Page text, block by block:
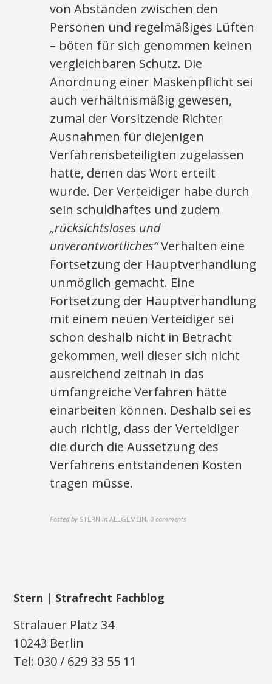
von Abständen zwischen den
Personen und regelmäßiges Lüften
– böten für sich genommen keinen
vergleichbaren Schutz. Die
Anordnung einer Maskenpflicht sei
auch verhältnismäßig gewesen,
zumal der Vorsitzende Richter
Ausnahmen für diejenigen
Verfahrensbeteiligten zugelassen
hatte, denen das Wort erteilt
wurde. Der Verteidiger habe durch
sein schuldhaftes und zudem
„rücksichtsloses und
unverantwortliches“Verhalten eine
Fortsetzung der Hauptverhandlung
unmöglich gemacht. Eine
Fortsetzung der Hauptverhandlung
mit einem neuen Verteidiger sei
schon deshalb nicht in Betracht
gekommen, weil dieser sich nicht
ausreichend zeitnah in das
umfangreiche Verfahren hätte
einarbeiten können. Deshalb sei es
auch richtig, dass der Verteidiger
die durch die Aussetzung des
Verfahrens entstandenen Kosten
tragen müsse.
Posted by STERN in ALLGEMEIN,0 comments
Stern | Strafrecht Fachblog
Stralauer Platz 34
10243 Berlin
Tel: 030 / 629 33 55 11